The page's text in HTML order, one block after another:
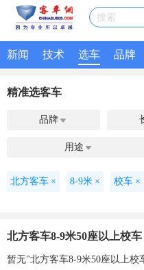
搜索
新闻 技术 选车 品牌
精准选客车
品牌 
用途 
北方客车 × 8-9米 × 校车 ×
北方客车8-9米50座以上校车
暂无"北方客车8-9米50座以上